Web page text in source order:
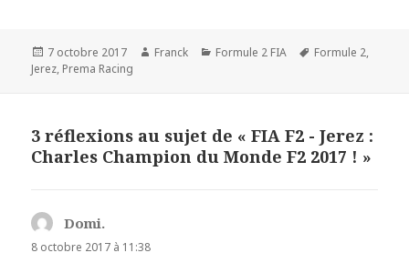
Publié
le
7 octobre 2017 Auteur
Franck Catégories
Formule 2 FIA
Mots-
Formule 2,
Jerez, Prema Racing
3 réflexions au sujet de « FIA F2 - Jerez :
Charles Champion du Monde F2 2017 ! »
Domi.
8 octobre 2017 à 11:38